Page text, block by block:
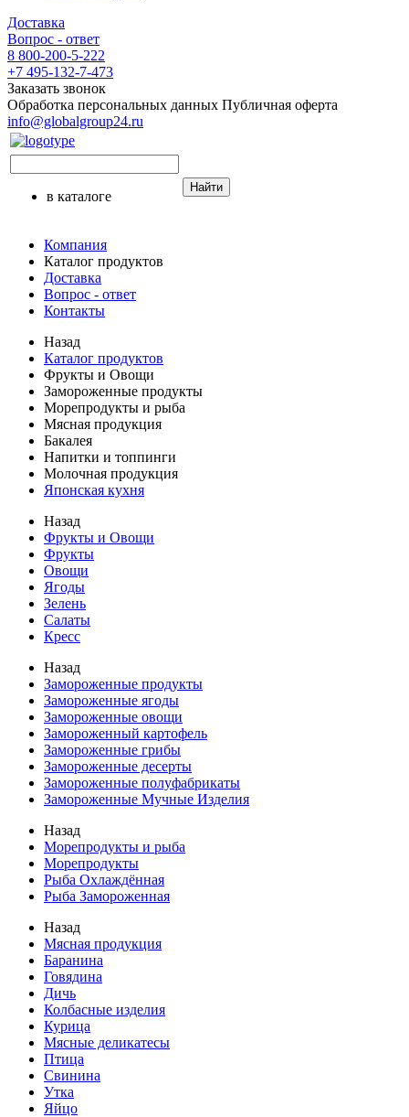
Доставка
Вопрос - ответ
8 800-200-5-222
+7 495-132-7-473
Заказать звонок
Обработка персональных данных Публичная оферта
info@globalgroup24.ru
в каталоге
Найти
Компания
Каталог продуктов
Доставка
Вопрос - ответ
Контакты
Назад
Каталог продуктов
Фрукты и Овощи
Замороженные продукты
Морепродукты и рыба
Мясная продукция
Бакалея
Напитки и топпинги
Молочная продукция
Японская кухня
Назад
Фрукты и Овощи
Фрукты
Овощи
Ягоды
Зелень
Салаты
Кресс
Назад
Замороженные продукты
Замороженные ягоды
Замороженные овощи
Замороженный картофель
Замороженные грибы
Замороженные десерты
Замороженные полуфабрикаты
Замороженные Мучные Изделия
Назад
Морепродукты и рыба
Морепродукты
Рыба Охлаждённая
Рыба Замороженная
Назад
Мясная продукция
Баранина
Говядина
Дичь
Колбасные изделия
Курица
Мясные деликатесы
Птица
Свинина
Утка
Яйцо